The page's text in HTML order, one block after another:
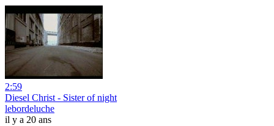
2:59
Diesel Christ - Sister of night
lebordeluche
il y a 20 ans